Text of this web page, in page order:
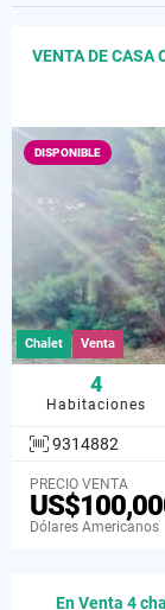
VENTA DE CASA
DISPONIBLE
Chalet Venta
4
Habitaciones
9314882
PRECIO VENTA
Dólares Americanos
En Venta 4